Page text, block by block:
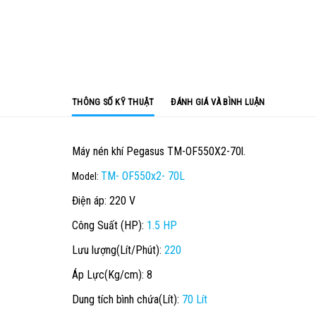
THÔNG SỐ KỸ THUẬT ĐÁNH GIÁ VÀ BÌNH LUẬN
Máy nén khí Pegasus TM-OF550X2-70l.
Model: TM- OF550x2- 70L
Điện áp: 220 V
Công Suất (HP): 1.5 HP
Lưu lượng(Lít/Phút): 220
Áp Lực(Kg/cm): 8
Dung tích bình chứa(Lít): 70 Lít